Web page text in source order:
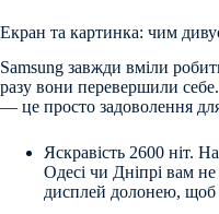
Екран та картинка: чим
Samsung завжди вміли
разу вони перевершили
— це просто задоволення
Яскравість 2600 ніт.
Одесі чи Дніпрі вам
дисплей долонею, щоб